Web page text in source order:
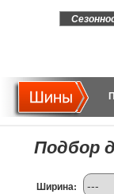
Подбор
Ширина: